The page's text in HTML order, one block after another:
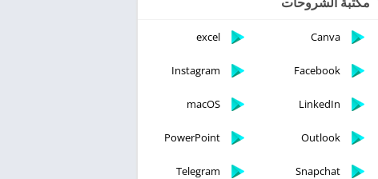
Canva
excel
Facebook
Instagram
LinkedIn
macOS
Outlook
PowerPoint
Snapchat
Telegram